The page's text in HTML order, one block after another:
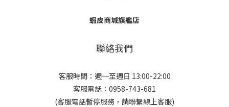
蝦皮商城旗艦店
聯絡我們
客服時間：週一至週日 13:00-22:00
客服電話：0958-743-681
(客服電話暫停服務，請聯繫線上客服)